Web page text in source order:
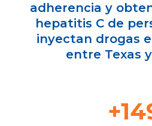
adherencia y
hepatitis C de
inyectan drogas
entre Texas